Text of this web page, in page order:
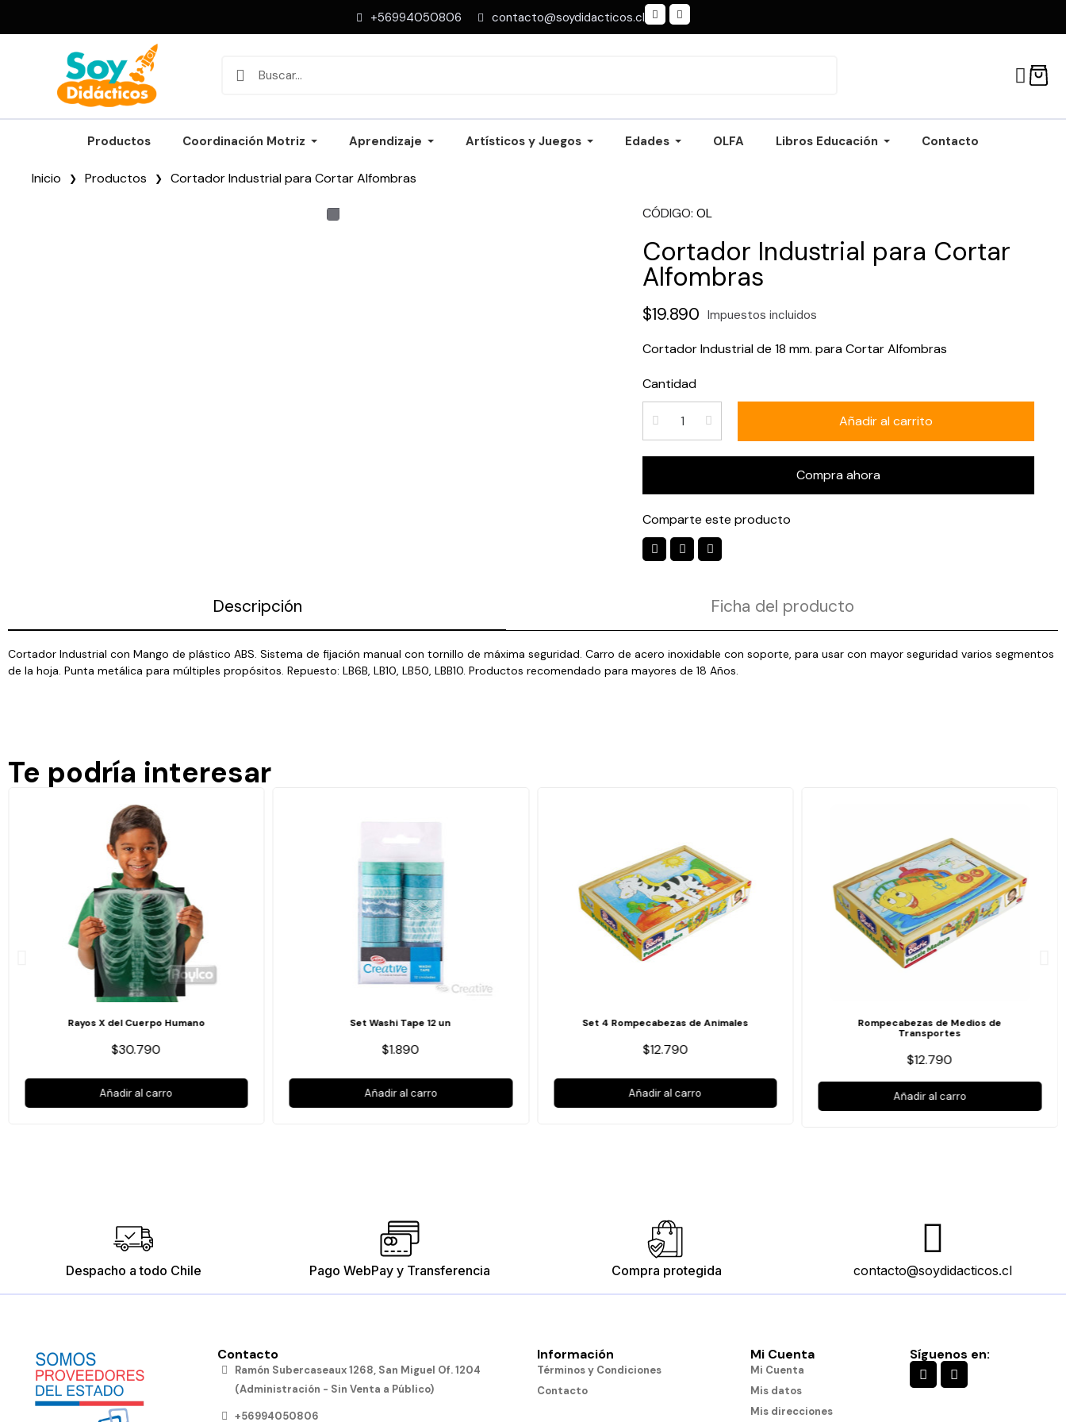
+56994050806 contacto@soydidacticos.cl
Productos Coordinación Motriz Aprendizaje Artísticos y Juegos Edades OLFA Libros Educación Contacto
Inicio Productos Cortador Industrial para Cortar Alfombras
CÓDIGO OL
Cortador Industrial para Cortar
Alfombras
$19.890 Impuestos incluidos
Cortador Industrial de 18 mm. para Cortar Alfombras
Cantidad
Añadir al carrito
Compra ahora
Comparte este producto
Descripción Ficha del producto
Cortador Industrial con Mango de plástico ABS. Sistema de fijación manual con tornillo de máxima seguridad. Carro de acero inoxidable con soporte, para usar con mayor seguridad varios segmentos
de la hoja. Punta metálica para múltiples propósitos. Repuesto: LB6B, LB10, LB50, LBB10. Productos recomendado para mayores de 18 Años.
Te podría interesar
Rayos X del Cuerpo Humano
$30.790
Añadir al carro
Set Washi Tape 12 un
$1.890
Añadir al carro
Set 4 Rompecabezas de Animales
$12.790
Añadir al carro
Rompecabezas de Medios de
Transportes
$12.790
Añadir al carro
Despacho a todo Chile Pago WebPay y Transferencia Compra protegida contacto@soydidacticos.cl
Contacto
Ramón Subercaseaux 1268, San Miguel Of. 1204
(Administración - Sin Venta a Público)
+56994050806
Información
Términos y Condiciones
Contacto
Mi Cuenta
Mi Cuenta
Mis datos
Mis direcciones
Síguenos en: